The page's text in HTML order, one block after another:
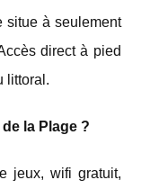
situe à seulement
direct à pied
littoral.
la Plage ?
jeux, wifi gratuit,